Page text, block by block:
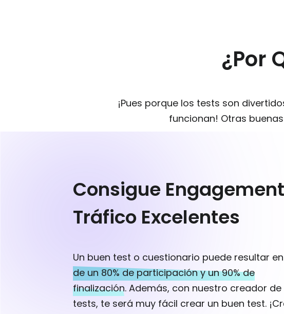
¿Por
¡Pues porque los tests son
funcionan! Otras
Consigue
Tráfico Excelentes
Un buen test o cuestionario puede resultar
de un 80% de participación y un 90% de
finalización. Además, con nuestro creador de
tests, te será muy fácil crear un buen test.